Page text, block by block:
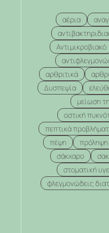
αέρια
Αντιμικροβιακό
αρθριτικά
Δυσπεψία
μείωση
οστική
πεπτικά
πέψη
σάκχαρο
στοματική
φλεγμονώδεις